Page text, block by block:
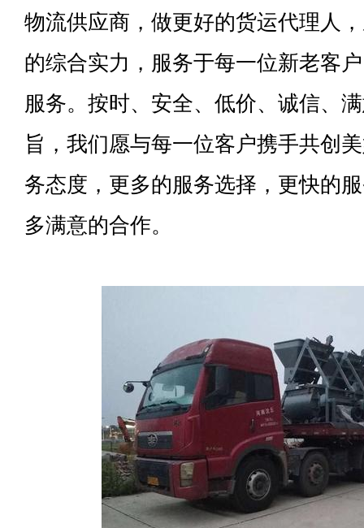
物流供应商，做更好的货运代理人
的综合实力，服务于每一位新老客
服务。按时、安全、低价、诚信、
旨，我们愿与每一位客户携手共创
务态度，更多的服务选择，更快的
多满意的合作。